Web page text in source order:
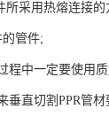
所采用热熔连接
管件;
程中一定要使用
垂直切割PPR管